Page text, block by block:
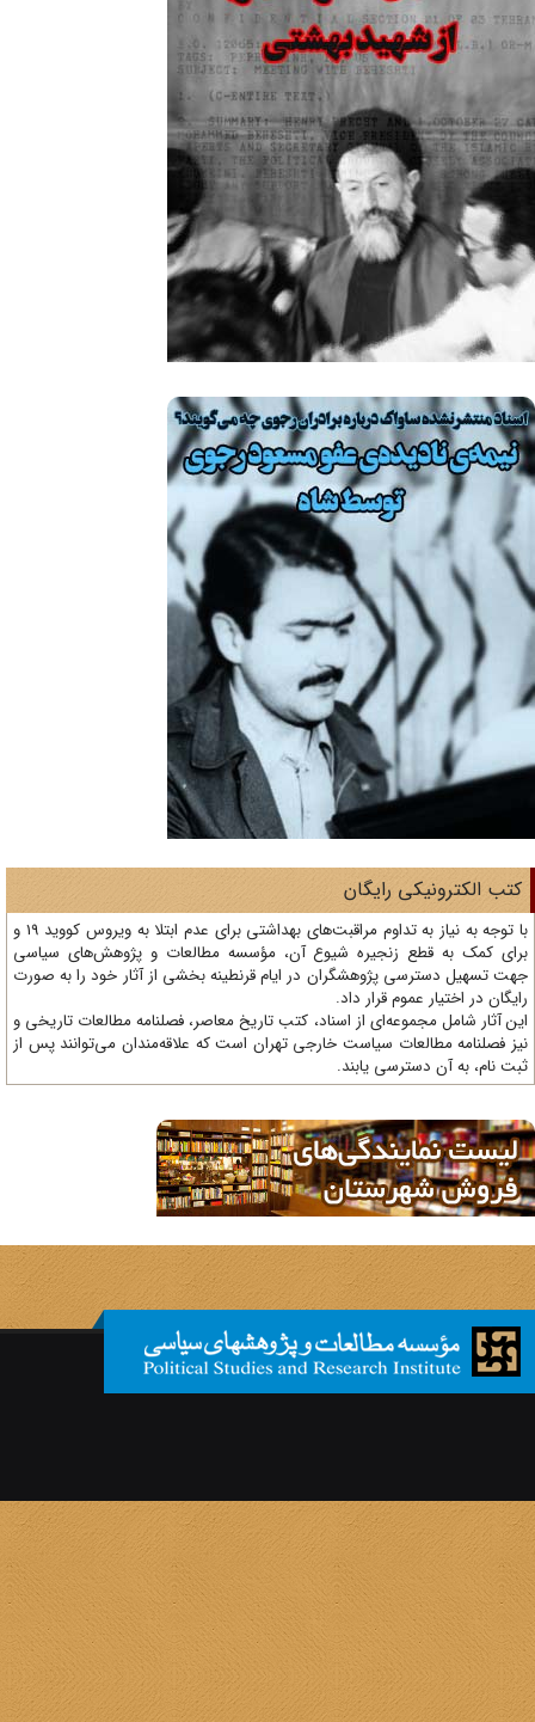
الکترونیکی رایگان
با توجه به نیاز به تداوم مراقبت‌های بهداشتی برای عدم ابتلا به ویروس کووید 19 و
کمک به قطع زنجیره شیوع آن، مؤسسه مطالعات و پژوهش‌های سیاسی
تسهیل دسترسی پژوهشگران در ایام قرنطینه بخشی از آثار خود را به صورت
در اختیار عموم قرار داد.
آثار شامل مجموعه‌ای از اسناد، کتب تاریخ معاصر، فصلنامه‌ مطالعات تاریخی و
فصلنامه مطالعات سیاست خارجی تهران است که علاقه‌مندان می‌توانند پس از
نام، به آن دسترسی یابند.